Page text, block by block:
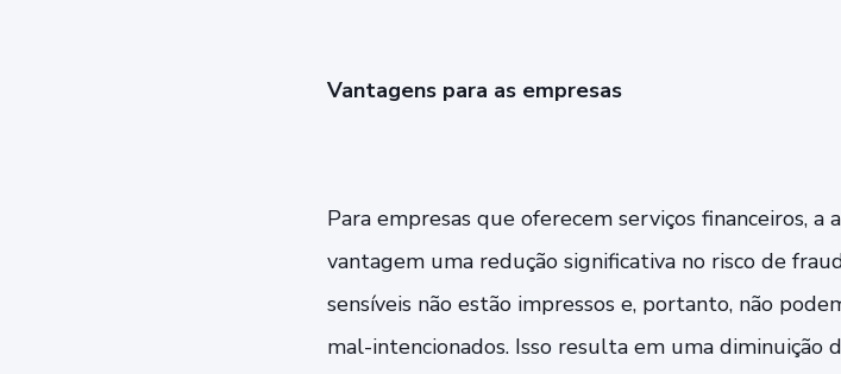
Vantagens para as empresas
Para empresas que oferecem serviços financeiros,
vantagem uma redução significativa no risco de
sensíveis não estão impressos e, portanto, não
mal-intencionados. Isso resulta em uma diminuição